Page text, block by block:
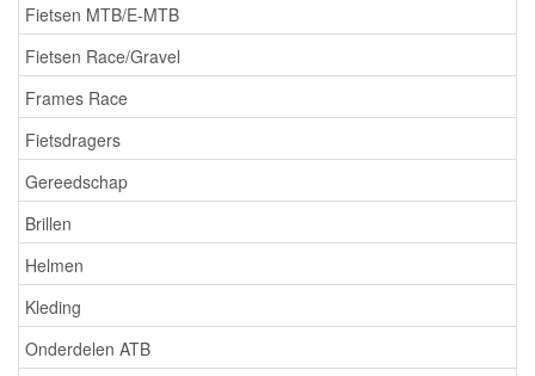
Fietsen MTB/E-MTB
Fietsen Race/Gravel
Frames Race
Fietsdragers
Gereedschap
Brillen
Helmen
Kleding
Onderdelen ATB